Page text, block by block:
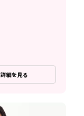
詳細を見る